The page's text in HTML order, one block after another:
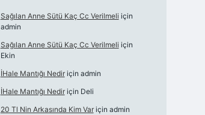
Sağılan Anne Sütü Kaç Cc Verilmeli için
admin
Sağılan Anne Sütü Kaç Cc Verilmeli için
Ekin
İHale Mantığı Nediriçin admin
İHale Mantığı Nediriçin Deli
20 Tl Nin Arkasında Kim Variçin admin